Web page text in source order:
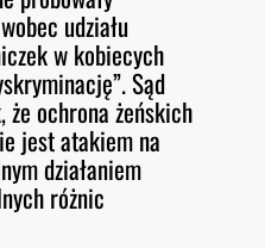
udziału
w kobiecych
Sąd
że ochrona żeńskich
jest atakiem na
działaniem
różnic